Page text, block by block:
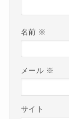
名前 ※
メール ※
サイト